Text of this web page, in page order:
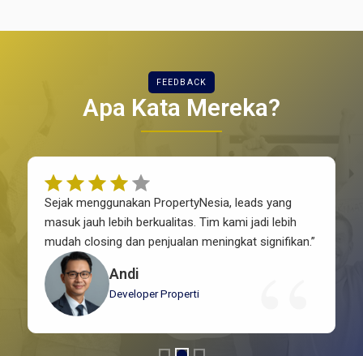
FEEDBACK
Apa Kata Mereka?
Sejak menggunakan PropertyNesia, leads yang
masuk jauh lebih berkualitas. Tim kami jadi lebih
mudah closing dan penjualan meningkat signifikan.”
Andi
Developer Properti